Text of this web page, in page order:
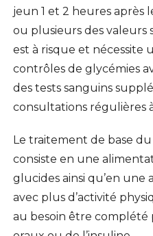
jeun 1 et 2 heures après
ou plusieurs des valeurs
est à risque et nécessite
contrôles de glycémies
des tests sanguins
consultations régulières
Le traitement de base
consiste en une
glucides ainsi qu’en une
avec plus d’activité
au besoin être complété